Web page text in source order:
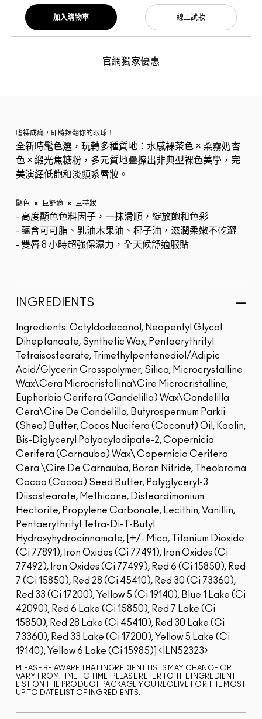
線上試妝
加入購物車
官網獨家優惠
嗜裸成癮，即將辣翻你的眼球！
全新時髦色選，玩轉多種質地：水感裸茶色 × 柔霧奶杏
色 × 緞光焦糖粉，多元質地疊擦出非典型裸色美學，完
美演繹低飽和淡顏系唇妝。
顯色 × 巨舒適 × 巨持妝
- 高度顯色色料因子，一抹滑順，綻放飽和色彩
- 蘊含可可脂、乳油木果油、椰子油，滋潤柔嫩不乾澀
- 雙唇 8 小時超強保濕力，全天候舒適服貼
<...
INGREDIENTS
Ingredients: Octyldodecanol, Neopentyl Glycol
Diheptanoate, Synthetic Wax, Pentaerythrityl
Tetraisostearate, Trimethylpentanediol/Adipic
Acid/Glycerin Crosspolymer, Silica, Microcrystalline
Wax\Cera Microcristallina\Cire Microcristalline,
Euphorbia Cerifera (Candelilla) Wax\Candelilla
Cera\Cire De Candelilla, Butyrospermum Parkii
(Shea) Butter, Cocos Nucifera (Coconut) Oil, Kaolin,
Bis-Diglyceryl Polyacyladipate-2, Copernicia
Cerifera (Carnauba) Wax\ Copernicia Cerifera
Cera \Cire De Carnauba, Boron Nitride, Theobroma
Cacao (Cocoa) Seed Butter, Polyglyceryl-3
Diisostearate, Methicone, Disteardimonium
Hectorite, Propylene Carbonate, Lecithin, Vanillin,
Pentaerythrityl Tetra-Di-T-Butyl
Hydroxyhydrocinnamate, [+/- Mica, Titanium Dioxide
(Ci 77891), Iron Oxides (Ci 77491), Iron Oxides (Ci
77492), Iron Oxides (Ci 77499), Red 6 (Ci 15850), Red
7 (Ci 15850), Red 28 (Ci 45410), Red 30 (Ci 73360),
Red 33 (Ci 17200), Yellow 5 (Ci 19140), Blue 1 Lake (Ci
42090), Red 6 Lake (Ci 15850), Red 7 Lake (Ci
15850), Red 28 Lake (Ci 45410), Red 30 Lake (Ci
73360), Red 33 Lake (Ci 17200), Yellow 5 Lake (Ci
19140), Yellow 6 Lake (Ci 15985)]
ILN52323
PLEASE BE AWARE THAT INGREDIENT LISTS MAY CHANGE OR
VARY FROM TIME TO TIME. PLEASE REFER TO THE INGREDIENT
LIST ON THE PRODUCT PACKAGE YOU RECEIVE FOR THE MOST
UP TO DATE LIST OF INGREDIENTS.